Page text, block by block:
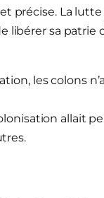
précise. La
libérer sa patrie
les colons
allait